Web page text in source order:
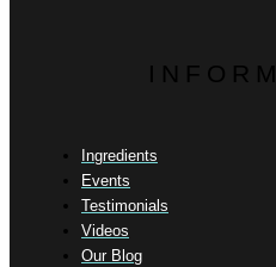
Ingredients
Events
Testimonials
Videos
Our Blog